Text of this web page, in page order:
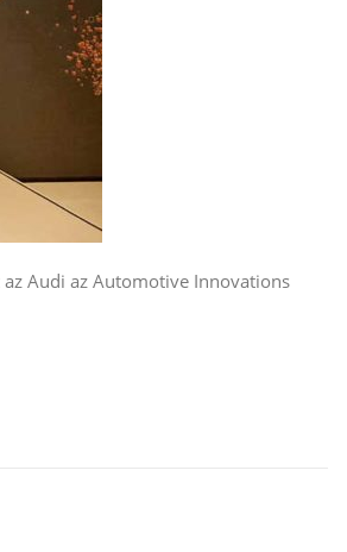
Audi az Automotive Innovations